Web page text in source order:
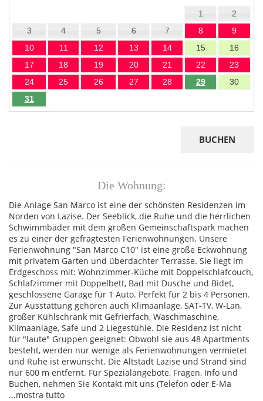
1
2
3
4 5 6 7 8
9
10
11 12 13 14 15
16
17
18 19 20 21 22
23
24
25 26 27 28 29
30
31
BUCHEN
Die Wohnung:
Die Anlage San Marco ist eine der schönsten Residenzen im
Norden von Lazise. Der Seeblick, die Ruhe und die herrlichen
Schwimmbäder mit dem großen Gemeinschaftspark machen
es zu einer der gefragtesten Ferienwohnungen. Unsere
Ferienwohnung "San Marco C10" ist eine große Eckwohnung
mit privatem Garten und überdachter Terrasse. Sie liegt im
Erdgeschoss mit: Wohnzimmer-Küche mit Doppelschlafcouch,
Schlafzimmer mit Doppelbett, Bad mit Dusche und Bidet,
geschlossene Garage für 1 Auto. Perfekt für 2 bis 4 Personen.
Zur Ausstattung gehören auch Klimaanlage, SAT-TV, W-Lan,
großer Kühlschrank mit Gefrierfach, Waschmaschine,
Klimaanlage, Safe und 2 Liegestühle. Die Residenz ist nicht
für "laute" Gruppen geeignet: Obwohl sie aus 48 Apartments
besteht, werden nur wenige als Ferienwohnungen vermietet
und Ruhe ist erwünscht. Die Altstadt Lazise und Strand sind
nur 600 m entfernt. Für Spezialangebote, Fragen, Info und
Buchen, nehmen Sie Kontakt mit uns (Telefon oder E-Ma
...mostra tutto